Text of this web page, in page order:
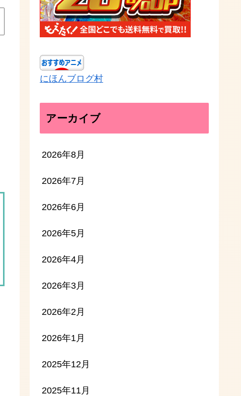
にほんブログ村
アーカイブ
2026年8月
2026年7月
2026年6月
2026年5月
2026年4月
2026年3月
2026年2月
2026年1月
2025年12月
2025年11月